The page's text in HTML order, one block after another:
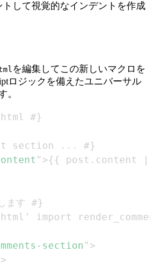
トして視覚的なインデントを作成
を編集してこの新しいマクロを
ロジックを備えたユニバーサル
。
" >{{ post.content
section " >
>